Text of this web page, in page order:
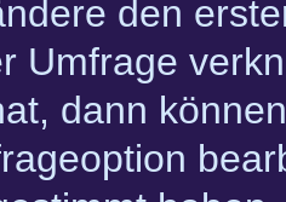
den
Umfrage
dann